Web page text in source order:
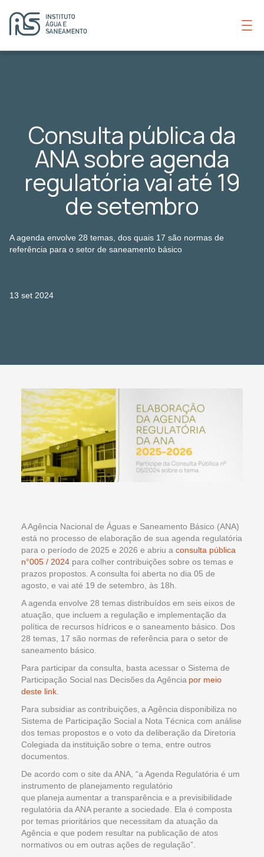
Consulta pública da
ANA sobre agenda
regulatória vai até 19
de setembro
A agenda envolve 28 temas, dos quais 17 são normas de
referência para o setor de saneamento básico
13 set 2024
A Agência Nacional de Águas e Saneamento Básico (ANA)
está no processo de elaboração de sua agenda regulatória
para o período de 2025 e 2026 e abriu a consulta pública
n°005 / 2024 para colher contribuições sobre os temas e
prazos propostos. A consulta foi aberta no dia 05 de
agosto, e vai até 19 de setembro, às 18h.
A agenda envolve 28 temas distribuídos em seis eixos de
atuação, que incluem a regulação e implementação da
política de recursos hídricos e o saneamento básico. Dos
28 temas, 17 são normas de referência para o setor de
saneamento básico.
Para participar da consulta, basta acessar o Sistema de
Participação Social nas Decisões da Agência por meio
deste link
Para subsidiar as contribuições, a Agência disponibiliza no
Sistema de Participação Social a Nota Técnica com análise
dos temas propostos e o voto da deliberação da Diretoria
Colegiada da instituição sobre o tema, entre outros
documentos.
De acordo com o site da ANA, “a Agenda Regulatória é um
instrumento de planejamento regulatório
que planeja aumentar a transparência e a previsibilidade
regulatória da ANA perante a sociedade. Ela é composta
por temas prioritários que necessitam da atuação da
Agência e que podem resultar na publicação de atos
normativos ou em outras ações de regulação”.